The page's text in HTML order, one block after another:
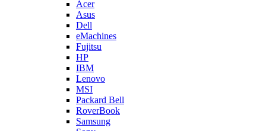
Acer
Asus
Dell
eMachines
Fujitsu
HP
IBM
Lenovo
MSI
Packard Bell
RoverBook
Samsung